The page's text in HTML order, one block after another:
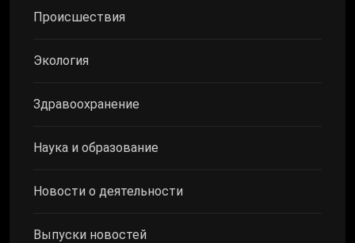
Происшествия
Экология
Здравоохранение
Наука и образование
Новости о деятельности
Выпуски новостей